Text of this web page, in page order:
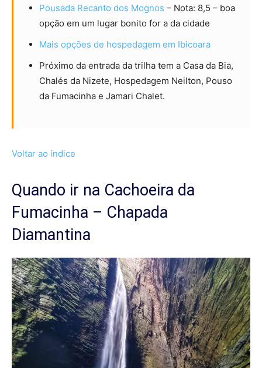
Pousada Recanto dos Mognos – Nota: 8,5 – boa
opção em um lugar bonito for a da cidade
Mais opções de hospedagem em Ibicoara
Próximo da entrada da trilha tem a Casa da Bia,
Chalés da Nizete, Hospedagem Neilton, Pouso
da Fumacinha e Jamari Chalet.
Voltar ao índice
Quando ir na Cachoeira da
Fumacinha – Chapada
Diamantina